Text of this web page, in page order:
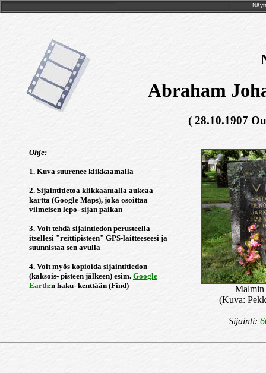
Abraham
( 28.10.1907
Ohje:
1. Kuva suurenee klikkaamalla
2. Sijaintitietoa klikkaamalla aukeaa
kartta (Google Maps), joka osoittaa
viimeisen lepo- sijan paikan
3. Voit tehdä sijaintiedon perusteella
itsellesi "reittipisteen" GPS-laitteeseesi ja
suunnistaa sen avulla
4. Voit myös kopioida sijaintitiedon
(kaksois- pisteen jälkeen) esim. Google
Earth:n haku- kenttään (Find)
Malmin
(Kuva:
Sijainti: